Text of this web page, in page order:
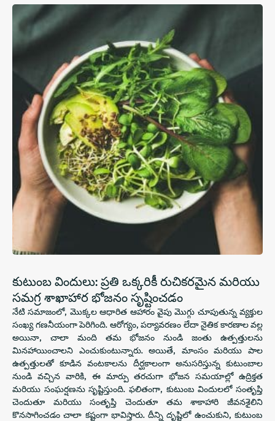
కుటుంబ విందులు: ప్రతి ఒక్కరికీ రుచికరమైన మరియు
సమగ్ర శాఖాహార భోజనం సృష్టించడం
నేటి సమాజంలో, మొక్కల ఆధారిత ఆహారం వైపు మొగ్గు చూపుతున్న వ్యక్తుల
సంఖ్య గణనీయంగా పెరిగింది. ఆరోగ్యం, పర్యావరణం లేదా నైతిక కారణాల వల్ల
అయినా, చాలా మంది తమ భోజనం నుండి జంతు ఉత్పత్తులను
మినహాయించాలని ఎంచుకుంటున్నారు. అయితే, మాంసం మరియు పాల
ఉత్పత్తులతో కూడిన వంటకాలను దీర్ఘకాలంగా అనుసరిస్తున్న కుటుంబాల
నుండి వచ్చిన వారికి, ఈ మార్పు తరచుగా భోజన సమయాల్లో ఉద్రిక్తత
మరియు సంఘర్షణను సృష్టిస్తుంది. ఫలితంగా, కుటుంబ విందులలో సంతృప్తి
చెందుతూ మరియు సంతృప్తి చెందుతూ తమ శాకాహారి జీవనశైలిని
కొనసాగించడం చాలా కష్టంగా భావిస్తారు. దీన్ని దృష్టిలో ఉంచుకుని, కుటుంబ